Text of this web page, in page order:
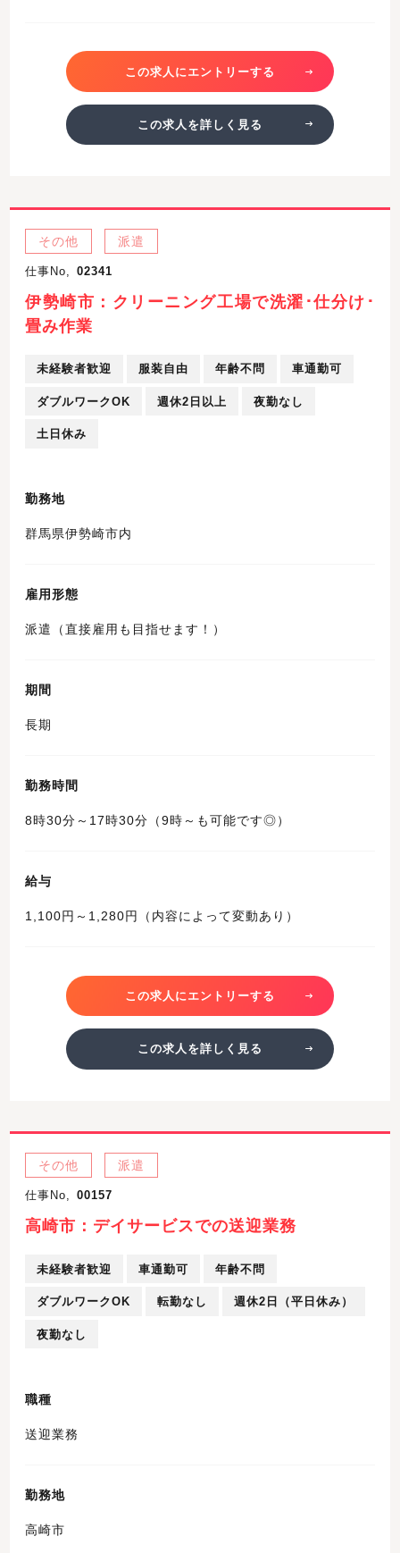
この求人にエントリーする
この求人を詳しく見る
その他 派遣
仕事No, 02341
伊勢崎市：クリーニング工場で洗濯･仕分け･
畳み作業
未経験者歓迎 服装自由 年齢不問 車通勤可
ダブルワークOK 週休2日以上 夜勤なし
土日休み
勤務地
群馬県伊勢崎市内
雇用形態
派遣（直接雇用も目指せます！）
期間
長期
勤務時間
8時30分～17時30分（9時～も可能です◎）
給与
1,100円～1,280円（内容によって変動あり）
この求人にエントリーする
この求人を詳しく見る
その他 派遣
仕事No, 00157
高崎市：デイサービスでの送迎業務
未経験者歓迎 車通勤可 年齢不問
ダブルワークOK 転勤なし 週休2日（平日休み）
夜勤なし
職種
送迎業務
勤務地
高崎市